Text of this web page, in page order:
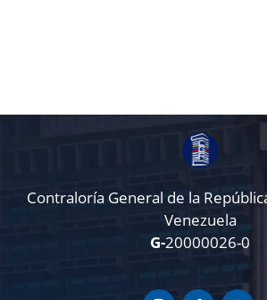
Contraloría General de la
Venezuela
G-20000026-0